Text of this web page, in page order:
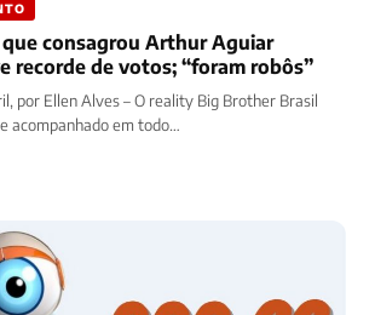
que consagrou Arthur Aguiar
recorde de votos; “foram robôs”
por Ellen Alves – O reality Big Brother Brasil
acompanhado em todo…